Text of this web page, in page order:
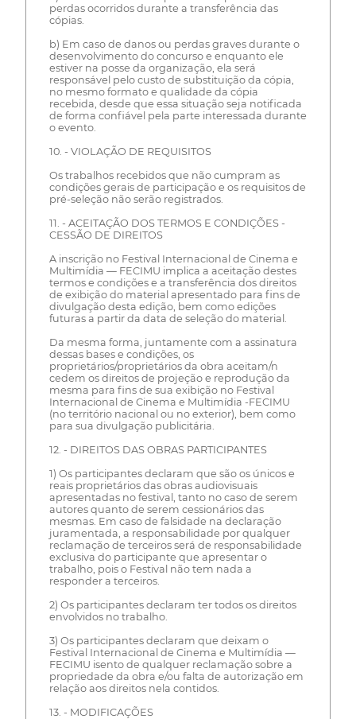
perdas ocorridos durante a transferência das
cópias.
b) Em caso de danos ou perdas graves durante o
desenvolvimento do concurso e enquanto ele
estiver na posse da organização, ela será
responsável pelo custo de substituição da cópia,
no mesmo formato e qualidade da cópia
recebida, desde que essa situação seja notificada
de forma confiável pela parte interessada durante
o evento.
10. - VIOLAÇÃO DE REQUISITOS
Os trabalhos recebidos que não cumpram as
condições gerais de participação e os requisitos de
pré-seleção não serão registrados.
11. - ACEITAÇÃO DOS TERMOS E CONDIÇÕES -
CESSÃO DE DIREITOS
A inscrição no Festival Internacional de Cinema e
Multimídia — FECIMU implica a aceitação destes
termos e condições e a transferência dos direitos
de exibição do material apresentado para fins de
divulgação desta edição, bem como edições
futuras a partir da data de seleção do material.
Da mesma forma, juntamente com a assinatura
dessas bases e condições, os
proprietários/proprietários da obra aceitam/n
cedem os direitos de projeção e reprodução da
mesma para fins de sua exibição no Festival
Internacional de Cinema e Multimídia -FECIMU
(no território nacional ou no exterior), bem como
para sua divulgação publicitária.
12. - DIREITOS DAS OBRAS PARTICIPANTES
1) Os participantes declaram que são os únicos e
reais proprietários das obras audiovisuais
apresentadas no festival, tanto no caso de serem
autores quanto de serem cessionários das
mesmas. Em caso de falsidade na declaração
juramentada, a responsabilidade por qualquer
reclamação de terceiros será de responsabilidade
exclusiva do participante que apresentar o
trabalho, pois o Festival não tem nada a
responder a terceiros.
2) Os participantes declaram ter todos os direitos
envolvidos no trabalho.
3) Os participantes declaram que deixam o
Festival Internacional de Cinema e Multimídia —
FECIMU isento de qualquer reclamação sobre a
propriedade da obra e/ou falta de autorização em
relação aos direitos nela contidos.
13. - MODIFICAÇÕES